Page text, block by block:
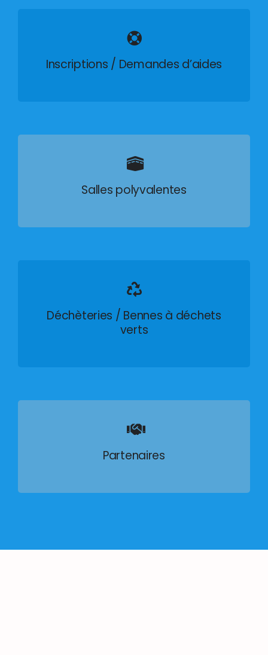
Inscriptions / Demandes d’aides
Salles polyvalentes
Déchèteries / Bennes à déchets
verts
Partenaires